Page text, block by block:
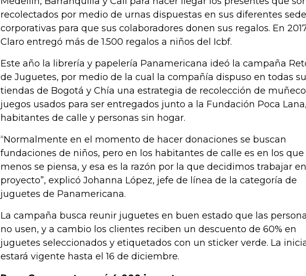
recolectados por medio de urnas dispuestas en sus diferentes
corporativas para que sus colaboradores donen sus regalos. En
Claro entregó más de 1.500 regalos a niños del Icbf.
Este año la librería y papelería Panamericana ideó la campaña
de Juguetes, por medio de la cual la compañía dispuso en todas
tiendas de Bogotá y Chía una estrategia de recolección de
juegos usados para ser entregados junto a la Fundación Poca
habitantes de calle y personas sin hogar.
“Normalmente en el momento de hacer donaciones se buscan
fundaciones de niños, pero en los habitantes de calle es en los que
menos se piensa, y esa es la razón por la que decidimos trabajar
proyecto”, explicó Johanna López, jefe de línea de la categoría de
juguetes de Panamericana.
La campaña busca reunir juguetes en buen estado que las
no usen, y a cambio los clientes reciben un descuento de 60% en
juguetes seleccionados y etiquetados con un sticker verde. La
estará vigente hasta el 16 de diciembre.